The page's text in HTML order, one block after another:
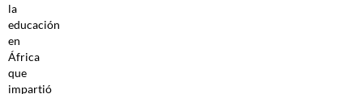
la
educación
en
África
que
impartió